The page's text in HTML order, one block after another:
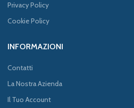
Privacy Policy
Cookie Policy
INFORMAZIONI
Contatti
La Nostra Azienda
Il Tuo Account